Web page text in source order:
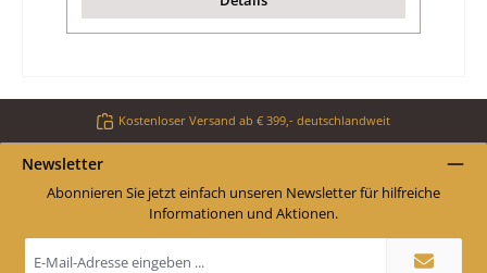
Kostenloser Versand ab € 399,- deutschlandweit
Newsletter
Abonnieren Sie jetzt einfach unseren Newsletter für hilfreiche
Informationen und Aktionen.
E-
Mail-